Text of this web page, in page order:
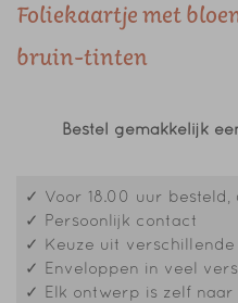
Foliekaartje met
bruin-tinten
Bestel gemakkelijk
✓ Voor 18.00 uur
✓ Persoonlijk contact
✓ Keuze uit
✓ Enveloppen in veel
✓ Elk ontwerp is zelf naar